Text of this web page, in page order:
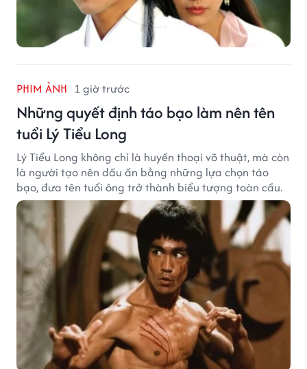
PHIM ẢNH 1 giờ trước
Những quyết định táo bạo làm nên tên
tuổi Lý Tiểu Long
Lý Tiểu Long không chỉ là huyền thoại võ thuật, mà còn
là người tạo nên dấu ấn bằng những lựa chọn táo
bạo, đưa tên tuổi ông trở thành biểu tượng toàn cầu.